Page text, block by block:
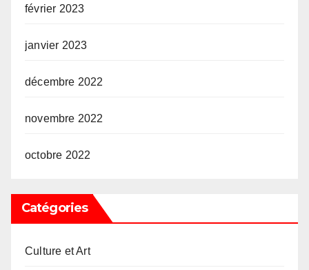
février 2023
janvier 2023
décembre 2022
novembre 2022
octobre 2022
Catégories
Culture et Art